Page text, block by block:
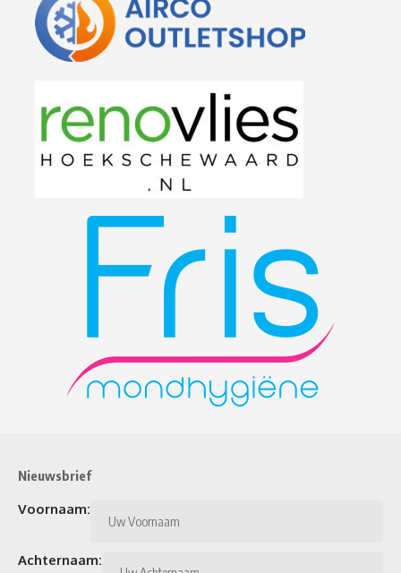
Nieuwsbrief
Voornaam:
Achternaam: